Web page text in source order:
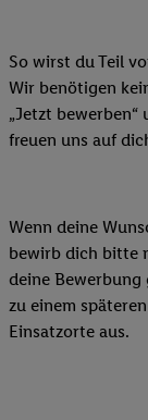
So wirst du Teil
Wir benötigen
„Jetzt
freuen uns auf
Wenn deine
bewirb dich bitte
deine
zu einem
Einsatzorte aus.